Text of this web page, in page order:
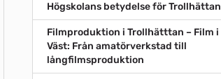
Högskolans betydelse för Trollhättan
Filmproduktion i Trollhätttan – Film i
Väst: Från amatörverkstad till
långfilmsproduktion